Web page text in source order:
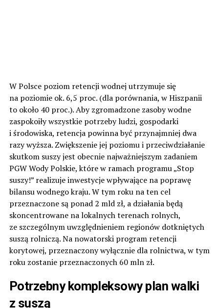
W Polsce poziom retencji wodnej utrzymuje się
na poziomie ok. 6,5 proc. (dla porównania, w Hiszpanii
to około 40 proc.). Aby zgromadzone zasoby wodne
zaspokoiły wszystkie potrzeby ludzi, gospodarki
i środowiska, retencja powinna być przynajmniej dwa
razy wyższa. Zwiększenie jej poziomu i przeciwdziałanie
skutkom suszy jest obecnie najważniejszym zadaniem
PGW Wody Polskie, które w ramach programu „Stop
suszy!” realizuje inwestycje wpływające na poprawę
bilansu wodnego kraju. W tym roku na ten cel
przeznaczone są ponad 2 mld zł, a działania będą
skoncentrowane na lokalnych terenach rolnych,
ze szczególnym uwzględnieniem regionów dotkniętych
suszą rolniczą. Na nowatorski program retencji
korytowej, przeznaczony wyłącznie dla rolnictwa, w tym
roku zostanie przeznaczonych 60 mln zł.
Potrzebny kompleksowy plan walki
z suszą